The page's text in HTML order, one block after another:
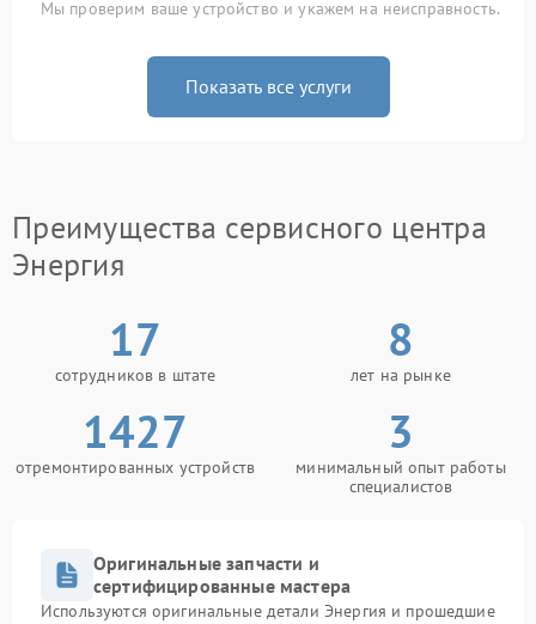
Мы проверим ваше устройство и укажем на неисправность.
Показать все услуги
Преимущества сервисного центра
Энергия
17
сотрудников в штате
8
лет на рынке
1427
отремонтированных устройств
3
минимальный опыт работы
специалистов
Оригинальные запчасти и
сертифицированные мастера
Используются оригинальные детали Энергия и прошедшие